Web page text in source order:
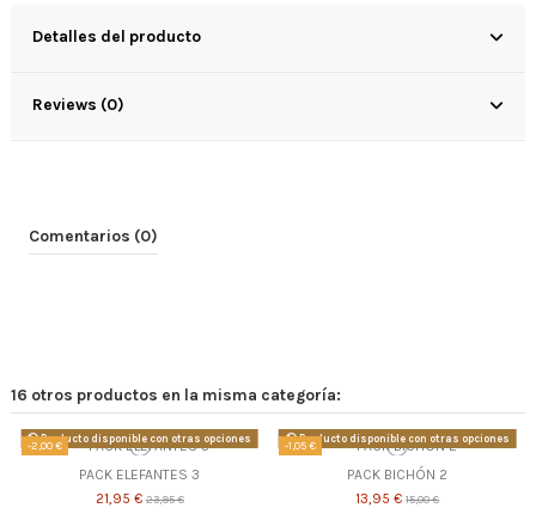
Detalles del producto
Reviews (0)
Comentarios (0)
16 otros productos en la misma categoría:
-2,00 €
Producto disponible con otras opciones
PACK ELEFANTES 3
21,95 €23,95 €
-1,05 €
Producto disponible con otras opciones
PACK BICHÓN 2
13,95 €15,00 €